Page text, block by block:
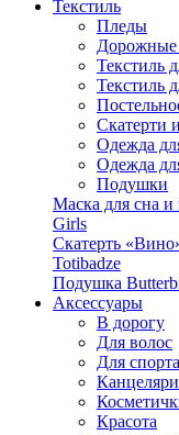
Текстиль
Пледы
Дорожные
Текстиль
Текстиль
Скатерти
Одежда
Одежда
Подушки
Маска для сна и
Girls
Скатерть
Totibadze
Подушка
Аксессуары
В дорогу
Для волос
Для спорта
Красота